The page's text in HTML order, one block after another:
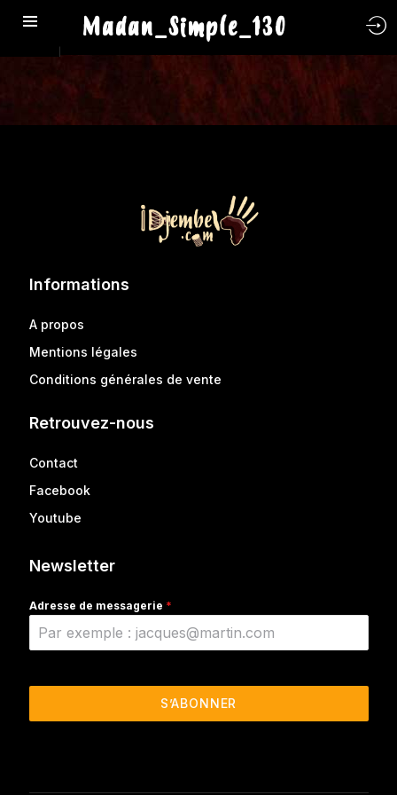
Madan_Simple_130
Informations
A propos
Mentions légales
Conditions générales de vente
Retrouvez-nous
Contact
Facebook
Youtube
Newsletter
Adresse de messagerie *
S’ABONNER